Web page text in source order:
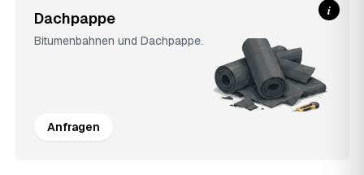
Dachpappe
Bitumenbahnen und Dachpappe.
Anfragen
i